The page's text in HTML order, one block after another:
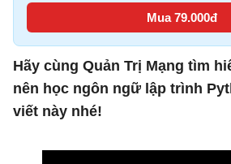
Mua 79.000đ
Hãy cùng Quản Trị Mạng tìm
nên học ngôn ngữ lập trình
viết này nhé!